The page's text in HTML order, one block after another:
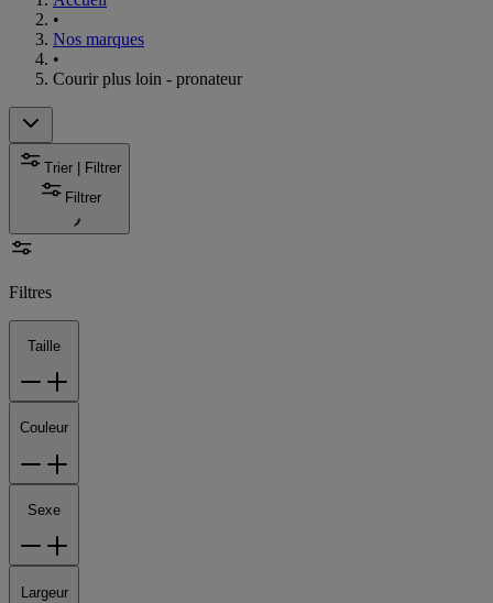
•
Nos marques
•
Courir plus loin - pronateur
Trier | Filtrer
Filtrer
Filtres
Taille
Couleur
Sexe
Largeur